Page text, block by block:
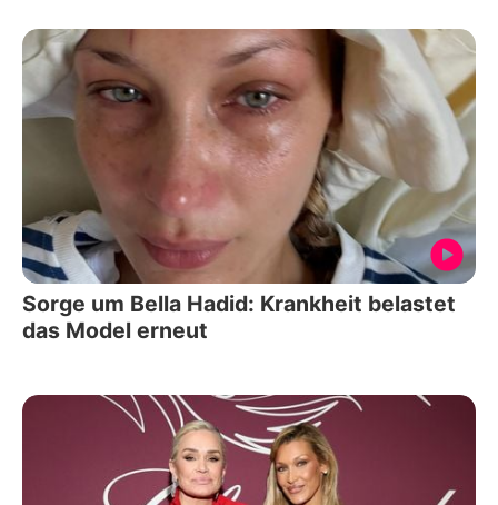
Sorge um Bella Hadid: Krankheit belastet
das Model erneut